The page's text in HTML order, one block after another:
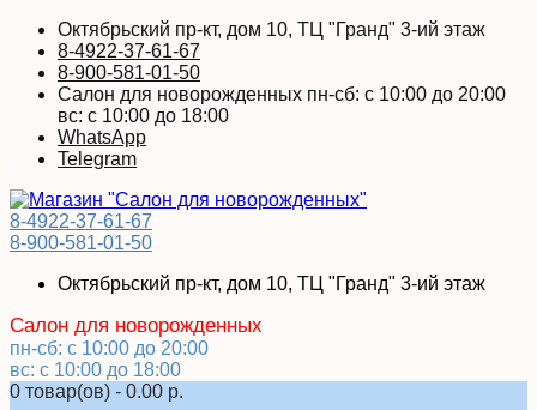
Октябрьский пр-кт, дом 10, ТЦ "Гранд" 3-ий этаж
8-4922-37-61-67
8-900-581-01-50
Салон для новорожденных пн-сб: с 10:00 до 20:00
вс: с 10:00 до 18:00
WhatsApp
Telegram
8-4922-37-61-67
8-900-581-01-50
Октябрьский пр-кт, дом 10, ТЦ "Гранд" 3-ий этаж
Салон для новорожденных
пн-сб: с 10:00 до 20:00
вс: с 10:00 до 18:00
0 товар(ов) - 0.00 р.